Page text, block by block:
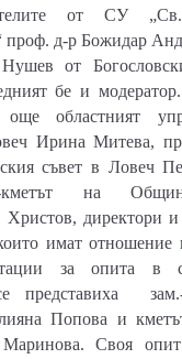
от СУ
проф. д-р Божидар
от
бе и
още областният
Ирина Митева,
съвет в Ловеч
кметът на
Христов, директори
имат отношение
за опита в
представиха
Попова и
Своя опит